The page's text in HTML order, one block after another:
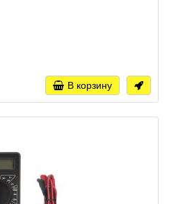
В корзину